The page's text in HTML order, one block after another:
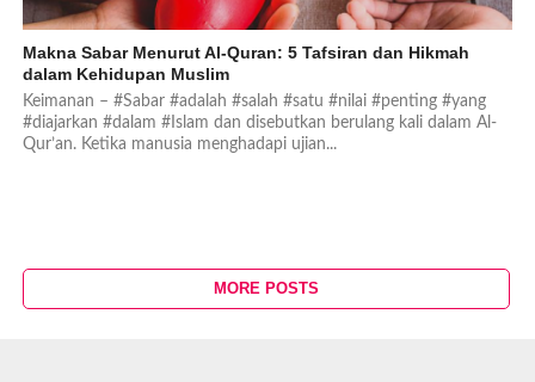
Makna Sabar Menurut Al-Quran: 5 Tafsiran dan Hikmah
dalam Kehidupan Muslim
Keimanan – #Sabar #adalah #salah #satu #nilai #penting #yang
#diajarkan #dalam #Islam dan disebutkan berulang kali dalam Al-
Qur’an. Ketika manusia menghadapi ujian...
MORE POSTS